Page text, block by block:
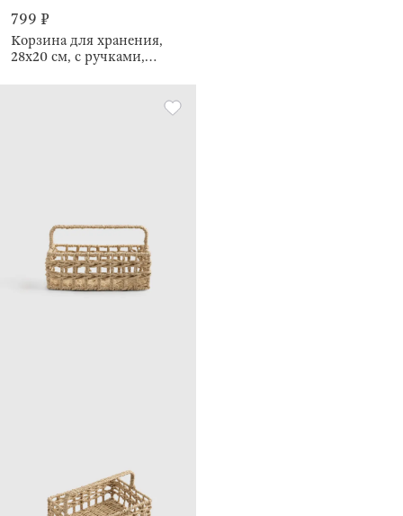
799 ₽
Корзина для хранения,
28х20 см, с ручками,